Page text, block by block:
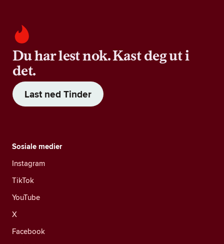
Du har lest nok. Kast deg ut i
det.
Last ned Tinder
Sosiale medier
Instagram
TikTok
YouTube
X
Facebook